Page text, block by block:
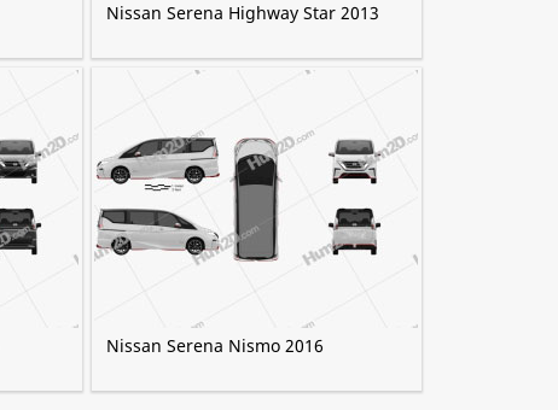
Nissan Serena Highway Star 2013
Nissan Serena Nismo 2016